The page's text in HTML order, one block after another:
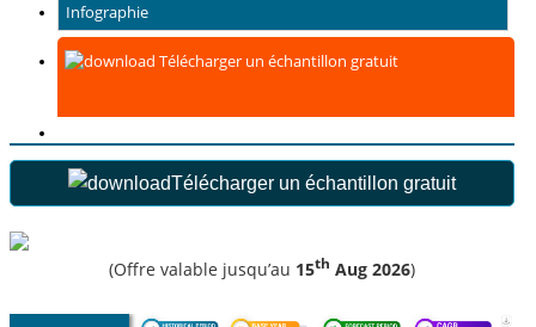
Infographie
Télécharger un échantillon gratuit
Télécharger un échantillon gratuit
(Offre valable jusqu’au 15th Aug 2026)